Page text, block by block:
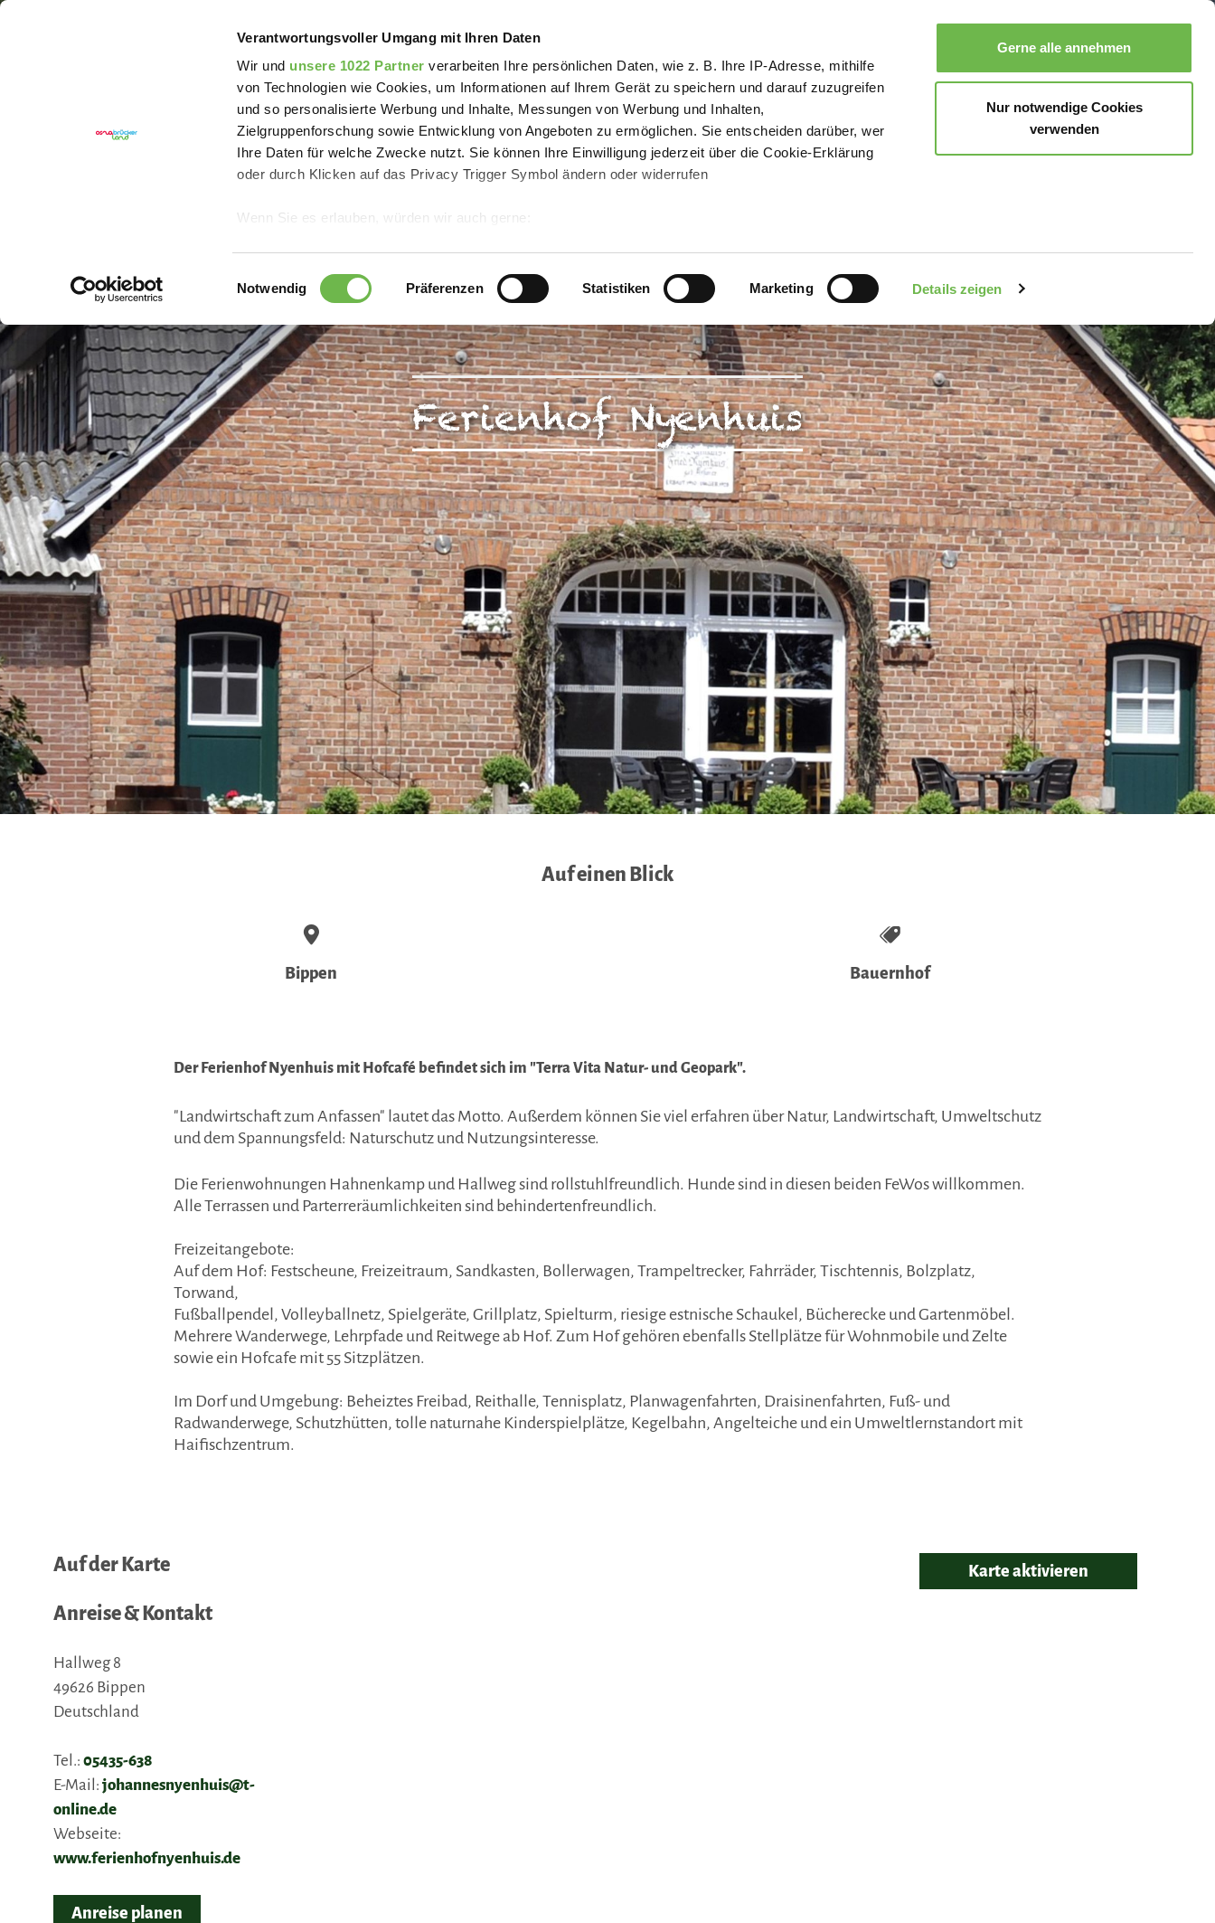
Verantwortungsvoller Umgang mit Ihren Daten
Wir und unsere 1022 Partner verarbeiten Ihre persönlichen Daten, wie z. B. Ihre IP-Adresse, mithilfe
von Technologien wie Cookies, um Informationen auf Ihrem Gerät zu speichern und darauf zuzugreifen
und so personalisierte Werbung und Inhalte, Messungen von Werbung und Inhalten,
Zielgruppenforschung sowie Entwicklung von Angeboten zu ermöglichen. Sie entscheiden darüber, wer
Ihre Daten für welche Zwecke nutzt. Sie können Ihre Einwilligung jederzeit über die Cookie-Erklärung
oder durch Klicken auf das Privacy Trigger Symbol ändern oder widerrufen
Wenn Sie es erlauben, würden wir auch gerne:
Ihr Gerät durch aktives Scannen nach bestimmten Merkmalen (Fingerprinting) identifizieren
Präferenzen imAbschnitt Einzelheitenfest.
Wir verwenden Cookies, um Inhalte und Anzeigen zu personalisieren, Funktionen für soziale Medien
anbieten zu können und die Zugriffe auf unsere Website zu analysieren.Danke, dass Sie uns in
unserer Arbeit unterstützen!
Hinweis auf Verarbeitung Ihrer auf dieser Webseite erhobenen Daten in den USA durch Google
und YouTube:Indem Sie auf "Gerne Alle annehmen" oder Präferenzen, Statistiken oder Marketing
ankreuzen und auf „Auswahl manuell festlegen“ klicken, willigen Sie zugleich gem. Art. 49 Abs. 1 S. 1 lit.
a DSGVO ein, dass Ihre Daten in den USA verarbeitet werden. Die USA werden vom Europäischen
Gerichtshof als ein Land mit einem nach EU-Standards unzureichendem Datenschutzniveau
eingeschätzt. Es besteht insbesondere das Risiko, dass Ihre Daten durch US-Behörden, zu Kontroll-
und zu Überwachungszwecken, möglicherweise auch ohne Rechtsbehelfsmöglichkeiten, verarbeitet
werden können. Wenn Sie auf "Auswahl manuell festlegen" klicken und keine der optionalen Boxen
(Präferenzen, Statistiken oder Marketing ausgewählt haben, findet die vorgehend beschriebene
Übermittlung nicht statt. Weitere Informationen erhalten Sie in unseren Datenschutzhinweisen.
Ausführlich informieren wir Sie darüber gerne hier: Datenschutz Impressum
Einwilligungsauswahl
Notwendig Präferenzen Statistiken Marketing Details zeigen
Gerne alle annehmen
Nur notwendige Cookies
verwenden
Suche Buchen Menü
Ferienhof Nyenhuis
Auf einen Blick
Bippen Bauernhof
Der Ferienhof Nyenhuis mit Hofcafé befindet sich im "Terra Vita Natur- und Geopark".
"Landwirtschaft zum Anfassen" lautet das Motto. Außerdem können Sie viel erfahren über Natur, Landwirtschaft, Umweltschutz
und dem Spannungsfeld: Naturschutz und Nutzungsinteresse.
Die Ferienwohnungen Hahnenkamp und Hallweg sind rollstuhlfreundlich. Hunde sind in diesen beiden FeWos willkommen.
Alle Terrassen und Parterreräumlichkeiten sind behindertenfreundlich.
Freizeitangebote:
Auf dem Hof: Festscheune, Freizeitraum, Sandkasten, Bollerwagen, Trampeltrecker, Fahrräder, Tischtennis, Bolzplatz,
Torwand,
Fußballpendel, Volleyballnetz, Spielgeräte, Grillplatz, Spielturm, riesige estnische Schaukel, Bücherecke und Gartenmöbel.
Mehrere Wanderwege, Lehrpfade und Reitwege ab Hof. Zum Hof gehören ebenfalls Stellplätze für Wohnmobile und Zelte
sowie ein Hofcafe mit 55 Sitzplätzen.
Im Dorf und Umgebung: Beheiztes Freibad, Reithalle, Tennisplatz, Planwagenfahrten, Draisinenfahrten, Fuß- und
Radwanderwege, Schutzhütten, tolle naturnahe Kinderspielplätze, Kegelbahn, Angelteiche und ein Umweltlernstandort mit
Haifischzentrum.
Auf der Karte
Anreise & Kontakt
Hallweg 8
49626 Bippen
Deutschland
Tel.: 05435-638
E-Mail: johannesnyenhuis@t-
online.de
Webseite:
www.ferienhofnyenhuis.de
Anreise planen
Karte aktivieren